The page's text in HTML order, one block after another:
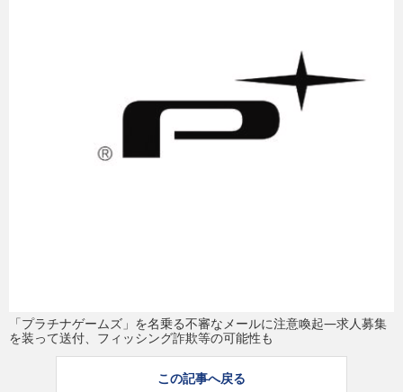
「プラチナゲームズ」を名乗る不審なメールに注意喚起―求人募集
を装って送付、フィッシング詐欺等の可能性も
この記事へ戻る